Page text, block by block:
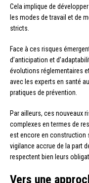
Cela implique de
les modes de travail et de
stricts.
Face à ces risques
d’anticipation et
évolutions réglementaires
avec les experts en santé
pratiques de prévention.
Par ailleurs, ces nouveaux
complexes en termes de
est encore en construction
vigilance accrue de la part
respectent bien leurs
Vers une